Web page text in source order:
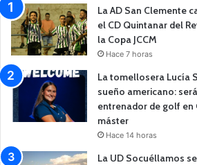
La AD San Clemente
el CD Quintanar del
la Copa JCCM
Hace 7 horas
La tomellosera Lucía
sueño americano:
entrenador de golf en
máster
Hace 14 horas
La UD Socuéllamos